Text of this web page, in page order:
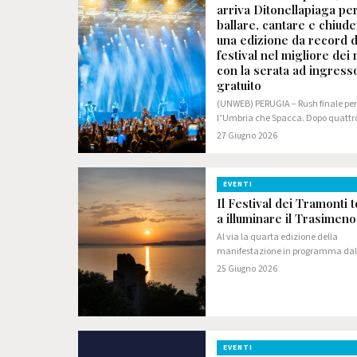
arriva Ditonellapiaga per
ballare, cantare e
una edizione da record
festival nel migliore dei
con la serata ad
gratuito
(UNWEB) PERUGIA – Rush finale per
l’Umbria che Spacca. Dopo
giornate vibranti di musica, cultura
ancora con numerose…
27 Giugno 2026
EVENTI
Il Festival dei Tramonti
a illuminare il Trasimeno
Al via la quarta edizione della
manifestazione in programma
giugno al 5 luglio Oltre 60 eventi tra
25 Giugno 2026
EVENTI